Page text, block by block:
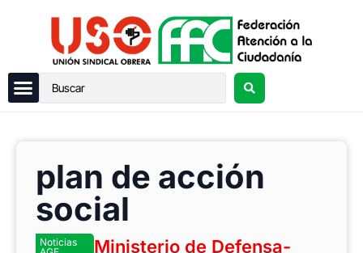
plan de acción
social
Noticias
Ministerio de Defensa-